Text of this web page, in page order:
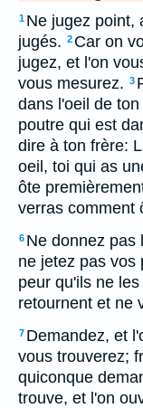
1 Ne jugez point,
jugés. 2 Car on
jugez, et l'on
vous mesurez. 3
dans l'oeil de
poutre qui est
dire à ton frère:
oeil, toi qui as
ôte
verras comment
6 Ne donnez pas
ne jetez pas vos
peur qu'ils ne
retournent et ne
7 Demandez, et
vous trouverez;
quiconque
trouve, et l'on